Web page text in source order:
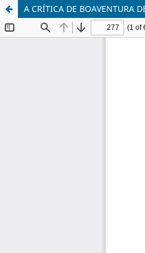
A CRÍTICA DE BOAVENTURA